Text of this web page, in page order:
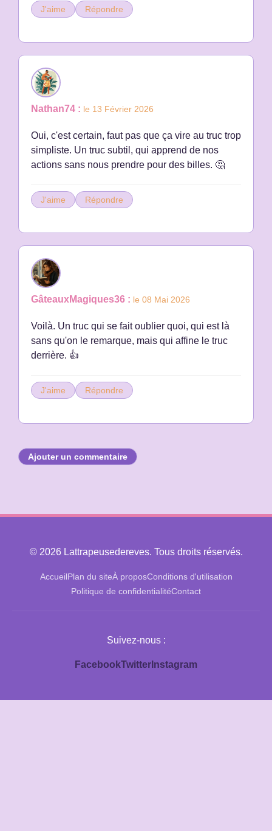
J'aime Répondre
Nathan74 : le 13 Février 2026
Oui, c'est certain, faut pas que ça vire au truc trop
simpliste. Un truc subtil, qui apprend de nos
actions sans nous prendre pour des billes. 🤔
J'aime Répondre
GâteauxMagiques36 : le 08 Mai 2026
Voilà. Un truc qui se fait oublier quoi, qui est là
sans qu'on le remarque, mais qui affine le truc
derrière. 👍
J'aime Répondre
Ajouter un commentaire
© 2026 Lattrapeusedereves. Tous droits réservés.
AccueilPlan du siteÀ proposConditions d'utilisation
Politique de confidentialitéContact
Suivez-nous :
FacebookTwitter Instagram